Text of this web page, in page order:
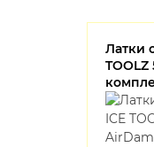
Латки
TOOLZ